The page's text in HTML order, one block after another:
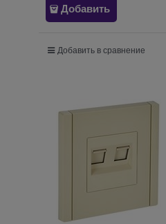
Добавить
Добавить в сравнение